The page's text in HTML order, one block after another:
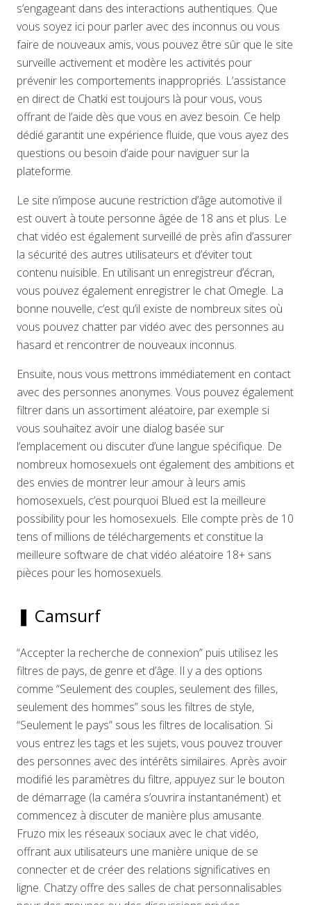
s’engageant dans des interactions authentiques. Que
vous soyez ici pour parler avec des inconnus ou vous
faire de nouveaux amis, vous pouvez être sûr que le site
surveille activement et modère les activités pour
prévenir les comportements inappropriés. L’assistance
en direct de Chatki est toujours là pour vous, vous
offrant de l’aide dès que vous en avez besoin. Ce help
dédié garantit une expérience fluide, que vous ayez des
questions ou besoin d’aide pour naviguer sur la
plateforme.
Le site n’impose aucune restriction d’âge automotive il
est ouvert à toute personne âgée de 18 ans et plus. Le
chat vidéo est également surveillé de près afin d’assurer
la sécurité des autres utilisateurs et d’éviter tout
contenu nuisible. En utilisant un enregistreur d’écran,
vous pouvez également enregistrer le chat Omegle. La
bonne nouvelle, c’est qu’il existe de nombreux sites où
vous pouvez chatter par vidéo avec des personnes au
hasard et rencontrer de nouveaux inconnus.
Ensuite, nous vous mettrons immédiatement en contact
avec des personnes anonymes. Vous pouvez également
filtrer dans un assortiment aléatoire, par exemple si
vous souhaitez avoir une dialog basée sur
l’emplacement ou discuter d’une langue spécifique. De
nombreux homosexuels ont également des ambitions et
des envies de montrer leur amour à leurs amis
homosexuels, c’est pourquoi Blued est la meilleure
possibility pour les homosexuels. Elle compte près de 10
tens of millions de téléchargements et constitue la
meilleure software de chat vidéo aléatoire 18+ sans
pièces pour les homosexuels.
❚ Camsurf
“Accepter la recherche de connexion” puis utilisez les
filtres de pays, de genre et d’âge. Il y a des options
comme “Seulement des couples, seulement des filles,
seulement des hommes” sous les filtres de style,
“Seulement le pays” sous les filtres de localisation. Si
vous entrez les tags et les sujets, vous pouvez trouver
des personnes avec des intérêts similaires. Après avoir
modifié les paramètres du filtre, appuyez sur le bouton
de démarrage (la caméra s’ouvrira instantanément) et
commencez à discuter de manière plus amusante.
Fruzo mix les réseaux sociaux avec le chat vidéo,
offrant aux utilisateurs une manière unique de se
connecter et de créer des relations significatives en
ligne. Chatzy offre des salles de chat personnalisables